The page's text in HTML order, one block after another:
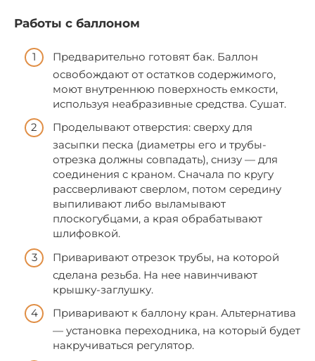
Работы с баллоном
Предварительно готовят бак. Баллон
освобождают от остатков содержимого,
моют внутреннюю поверхность емкости,
используя неабразивные средства. Сушат.
Проделывают отверстия: сверху для
засыпки песка (диаметры его и трубы-
отрезка должны совпадать), снизу — для
соединения с краном. Сначала по кругу
рассверливают сверлом, потом середину
выпиливают либо выламывают
плоскогубцами, а края обрабатывают
шлифовкой.
Приваривают отрезок трубы, на которой
сделана резьба. На нее навинчивают
крышку-заглушку.
Приваривают к баллону кран. Альтернатива
— установка переходника, на который будет
накручиваться регулятор.